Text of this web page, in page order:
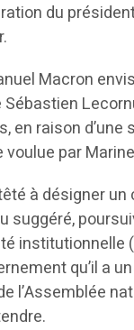
du
Macron
en raison
par
à désigner
suggéré,
institutionnelle
qu’il a
l’Assemblée